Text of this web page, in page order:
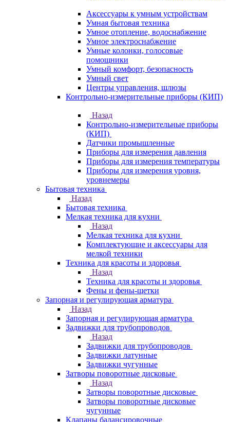
Аксессуары к умным устройствам
Умная бытовая техника
Умное отопление, водоснабжение
Умное электроснабжение
Умные колонки, голосовые
помощники
Умный комфорт, безопасность
Умный свет
Центры управления, шлюзы
Контрольно-измерительные приборы (КИП)
Назад
Контрольно-измерительные приборы
(КИП)
Датчики промышленные
Приборы для измерения давления
Приборы для измерения температуры
Приборы для измерения уровня,
уровнемеры
Бытовая техника
Назад
Бытовая техника
Мелкая техника для кухни
Назад
Мелкая техника для кухни
Комплектующие и аксессуары для
мелкой техники
Техника для красоты и здоровья
Назад
Техника для красоты и здоровья
Фены и фены-щетки
Запорная и регулирующая арматура
Назад
Запорная и регулирующая арматура
Задвижки для трубопроводов
Назад
Задвижки для трубопроводов
Задвижки латунные
Задвижки чугунные
Затворы поворотные дисковые
Назад
Затворы поворотные дисковые
Затворы поворотные дисковые
чугунные
Клапаны балансировочные